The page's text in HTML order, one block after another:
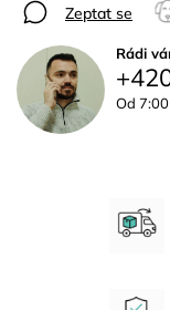
Zeptat se
Rádi
Od